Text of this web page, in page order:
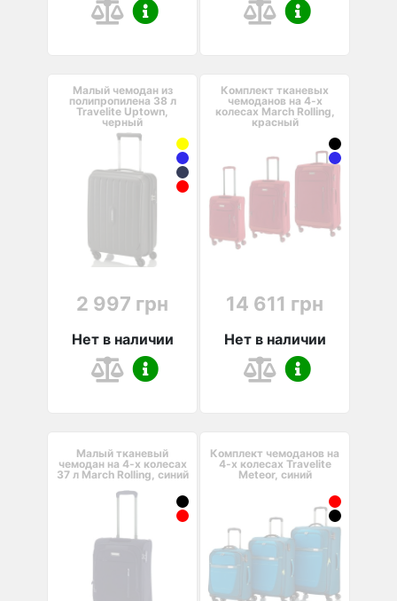
Малый чемодан из
полипропилена 38 л
Travelite Uptown,
черный
2 997 грн
Нет в наличии
Комплект тканевых
чемоданов на 4-х
колесах March Rolling,
красный
14 611 грн
Нет в наличии
Малый тканевый
чемодан на 4-х колесах
37 л March Rolling, синий
Комплект чемоданов на
4-х колесах Travelite
Meteor, синий